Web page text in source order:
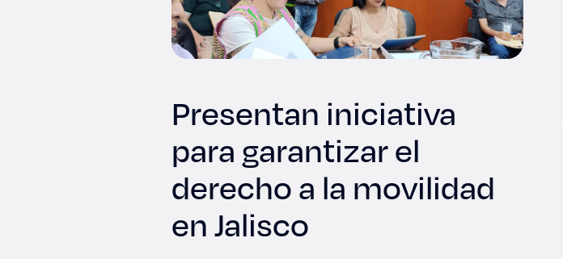
Presentan iniciativa
para garantizar el
derecho a la movilidad
en Jalisco